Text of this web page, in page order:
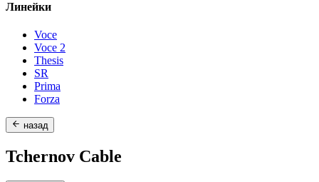
Линейки
Voce
Voce 2
Thesis
SR
Prima
Forza
назад
Tchernov Cable